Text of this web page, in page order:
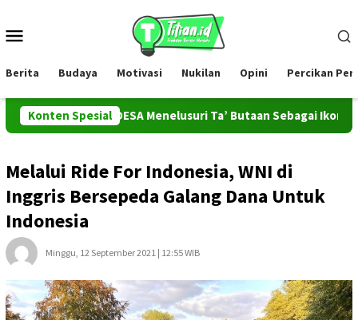
konten
Berita Budaya Motivasi Nukilan Opini Percikan
Konten Spesial
PROMAHADESA Menelusuri Ta’ Butaan Sebagai Ikon
Melalui Ride For Indonesia, WNI di
Inggris Bersepeda Galang Dana Untuk
Indonesia
Minggu, 12 September 2021 | 12:55 WIB